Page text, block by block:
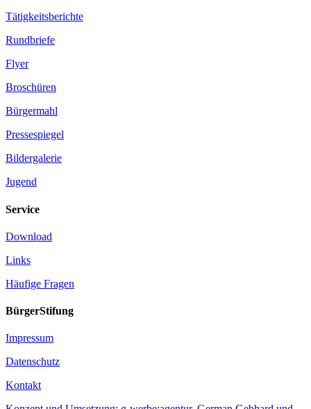
Tätigkeitsberichte
Rundbriefe
Flyer
Broschüren
Bürgermahl
Pressespiegel
Bildergalerie
Jugend
Service
Download
Links
Häufige Fragen
BürgerStifung
Impressum
Datenschutz
Kontakt